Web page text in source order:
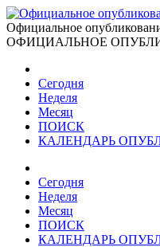
Официальное
ОФИЦИАЛЬНОЕ
Сегодня
Неделя
Месяц
ПОИСК
КАЛЕНДАРЬ
Сегодня
Неделя
Месяц
ПОИСК
КАЛЕНДАРЬ